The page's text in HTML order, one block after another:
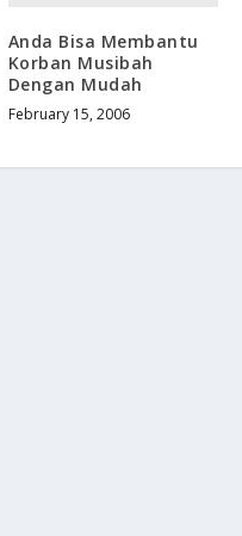
Anda Bisa Membantu
Korban Musibah
Dengan Mudah
February 15, 2006